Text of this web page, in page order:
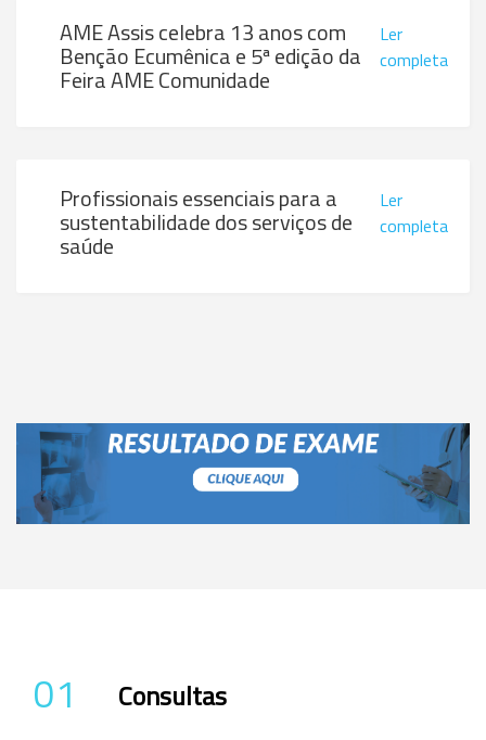
AME Assis celebra 13 anos com
Benção Ecumênica e 5ª edição da
Feira AME Comunidade
Ler
completa
Profissionais essenciais para a
sustentabilidade dos serviços de
saúde
Ler
completa
01 Consultas